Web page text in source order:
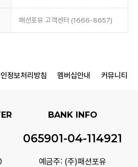
패션포유 고객센터 (1666-8657)
정보처리방침 멤버십안내 커뮤니티
BANK INFO
065901-04-114921
예금주: (주)패션포유